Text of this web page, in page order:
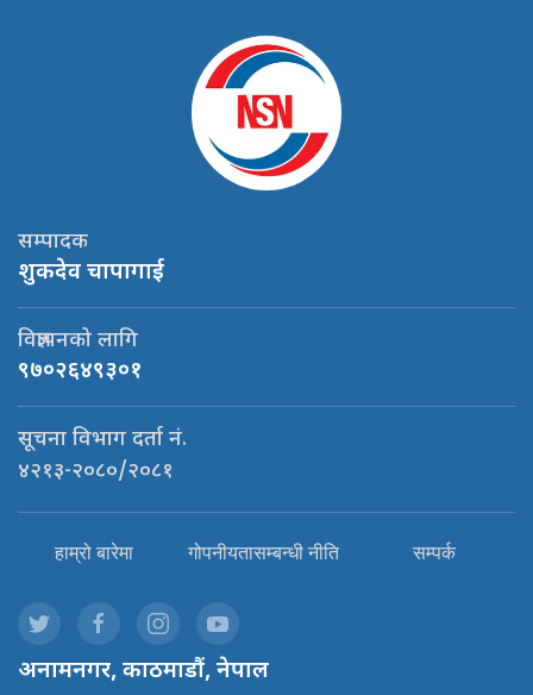
सम्पादक
शुकदेव चापागाई
विज्ञापनको लागि
९७०२६४९३०१
सूचना विभाग दर्ता नं.
४२१३-२०८०/२०८१
हाम्रो बारेमा गोपनीयतासम्बन्धी नीति सम्पर्क
अनामनगर, काठमाडौं, नेपाल